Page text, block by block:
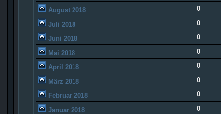
August 2018 0
Juli 2018 0
Juni 2018 0
Mai 2018 0
April 2018 0
März 2018 0
Februar 2018 0
Januar 2018 0